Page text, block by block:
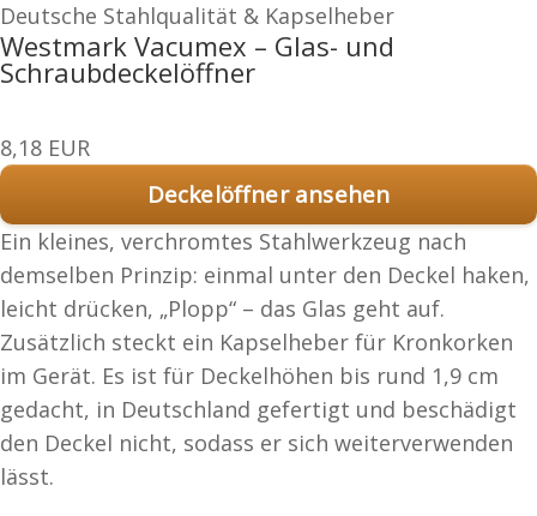
Deutsche Stahlqualität & Kapselheber
Westmark Vacumex – Glas- und
Schraubdeckelöffner
8,18 EUR
Deckelöffner ansehen
Ein kleines, verchromtes Stahlwerkzeug nach
demselben Prinzip: einmal unter den Deckel haken,
leicht drücken, „Plopp“ – das Glas geht auf.
Zusätzlich steckt ein Kapselheber für Kronkorken
im Gerät. Es ist für Deckelhöhen bis rund 1,9 cm
gedacht, in Deutschland gefertigt und beschädigt
den Deckel nicht, sodass er sich weiterverwenden
lässt.